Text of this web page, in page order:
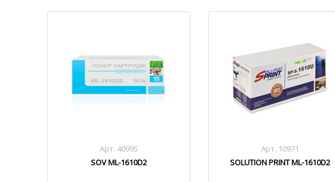
Арт. 40995
SOV ML-1610D2
Арт. 10971
SOLUTION PRINT ML-1610D2